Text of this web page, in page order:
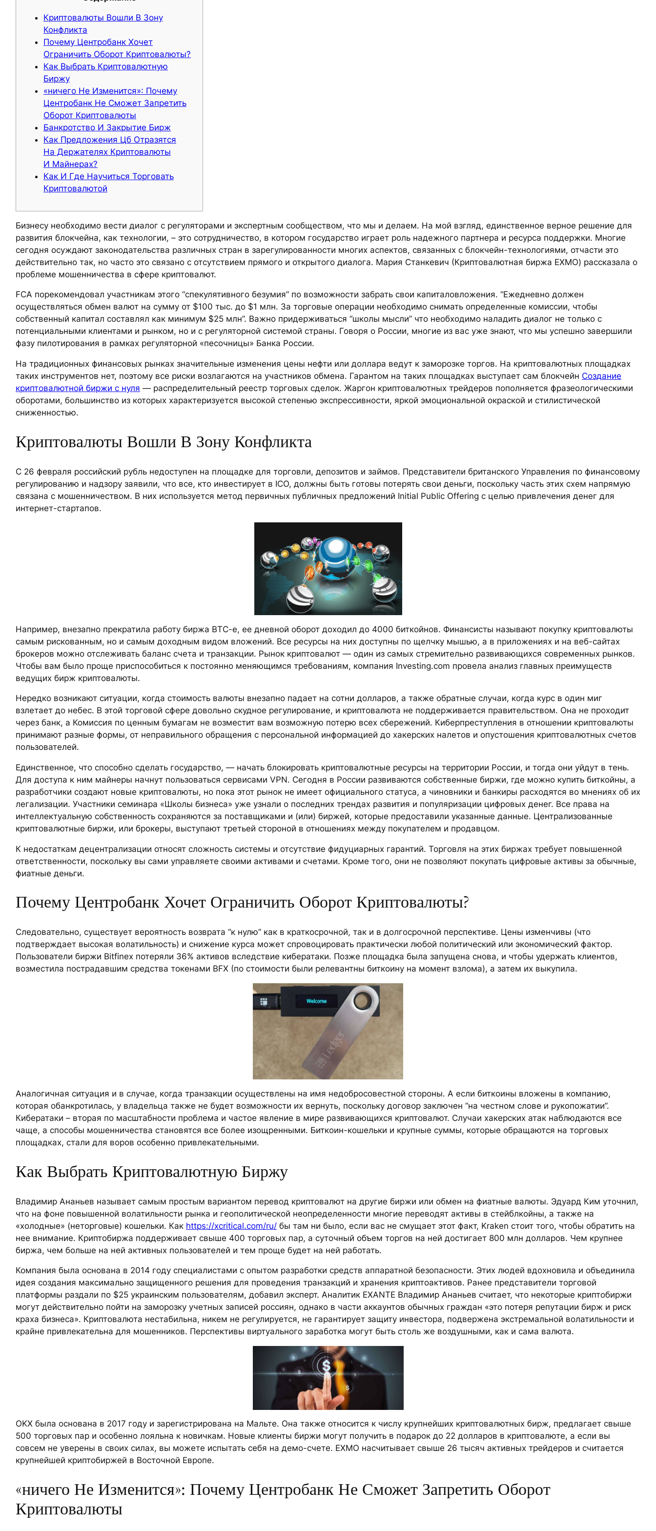
Криптовалюты Вошли В Зону
Конфликта
Почему Центробанк Хочет
Ограничить Оборот Криптовалюты?
Как Выбрать Криптовалютную
Биржу
«ничего Не Изменится»: Почему
Центробанк Не Сможет Запретить
Оборот Криптовалюты
Банкротство И Закрытие Бирж
Как Предложения Цб Отразятся
На Держателях Криптовалюты
И Майнерах?
Как И Где Научиться Торговать
Криптовалютой
Бизнесу необходимо вести диалог с регуляторами и экспертным сообществом, что мы и делаем. На мой взгляд, единственное верное решение для
развития блокчейна, как технологии, – это сотрудничество, в котором государство играет роль надежного партнера и ресурса поддержки. Многие
сегодня осуждают законодательства различных стран в зарегулированности многих аспектов, связанных с блокчейн-технологиями, отчасти это
действительно так, но часто это связано с отсутствием прямого и открытого диалога. Мария Станкевич (Криптовалютная биржа EXMO) рассказала о
проблеме мошенничества в сфере криптовалют.
FCA порекомендовал участникам этого “спекулятивного безумия” по возможности забрать свои капиталовложения. “Ежедневно должен
осуществляться обмен валют на сумму от $100 тыс. до $1 млн. За торговые операции необходимо снимать определенные комиссии, чтобы
собственный капитал составлял как минимум $25 млн”. Важно придерживаться “школы мысли” что необходимо наладить диалог не только с
потенциальными клиентами и рынком, но и с регуляторной системой страны. Говоря о России, многие из вас уже знают, что мы успешно завершили
фазу пилотирования в рамках регуляторной «песочницы» Банка России.
На традиционных финансовых рынках значительные изменения цены нефти или доллара ведут к заморозке торгов. На криптовалютных площадках
таких инструментов нет, поэтому все риски возлагаются на участников обмена. Гарантом на таких площадках выступает сам блокчейн Создание
криптовалютной биржи с нуля — распределительный реестр торговых сделок. Жаргон криптовалютных трейдеров пополняется фразеологическими
оборотами, большинство из которых характеризуется высокой степенью экспрессивности, яркой эмоциональной окраской и стилистической
сниженностью.
Криптовалюты Вошли В Зону Конфликта
С 26 февраля российский рубль недоступен на площадке для торговли, депозитов и займов. Представители британского Управления по финансовому
регулированию и надзору заявили, что все, кто инвестирует в ICO, должны быть готовы потерять свои деньги, поскольку часть этих схем напрямую
связана с мошенничеством. В них используется метод первичных публичных предложений Initial Public Offering с целью привлечения денег для
интернет-стартапов.
Например, внезапно прекратила работу биржа ВТС-е, ее дневной оборот доходил до 4000 биткойнов. Финансисты называют покупку криптовалюты
самым рискованным, но и самым доходным видом вложений. Все ресурсы на них доступны по щелчку мышью, а в приложениях и на веб-сайтах
брокеров можно отслеживать баланс счета и транзакции. Рынок криптовалют — один из самых стремительно развивающихся современных рынков.
Чтобы вам было проще приспособиться к постоянно меняющимся требованиям, компания Investing.com провела анализ главных преимуществ
ведущих бирж криптовалюты.
Нередко возникают ситуации, когда стоимость валюты внезапно падает на сотни долларов, а также обратные случаи, когда курс в один миг
взлетает до небес. В этой торговой сфере довольно скудное регулирование, и криптовалюта не поддерживается правительством. Она не проходит
через банк, а Комиссия по ценным бумагам не возместит вам возможную потерю всех сбережений. Киберпреступления в отношении криптовалюты
принимают разные формы, от неправильного обращения с персональной информацией до хакерских налетов и опустошения криптовалютных счетов
пользователей.
Единственное, что способно сделать государство, — начать блокировать криптовалютные ресурсы на территории России, и тогда они уйдут в тень.
Для доступа к ним майнеры начнут пользоваться сервисами VPN. Сегодня в России развиваются собственные биржи, где можно купить биткойны, а
разработчики создают новые криптовалюты, но пока этот рынок не имеет официального статуса, а чиновники и банкиры расходятся во мнениях об их
легализации. Участники семинара «Школы бизнеса» уже узнали о последних трендах развития и популяризации цифровых денег. Все права на
интеллектуальную собственность сохраняются за поставщиками и (или) биржей, которые предоставили указанные данные. Централизованные
криптовалютные биржи, или брокеры, выступают третьей стороной в отношениях между покупателем и продавцом.
К недостаткам децентрализации относят сложность системы и отсутствие фидуциарных гарантий. Торговля на этих биржах требует повышенной
ответственности, поскольку вы сами управляете своими активами и счетами. Кроме того, они не позволяют покупать цифровые активы за обычные,
фиатные деньги.
Почему Центробанк Хочет Ограничить Оборот Криптовалюты?
Следовательно, существует вероятность возврата “к нулю” как в краткосрочной, так и в долгосрочной перспективе. Цены изменчивы (что
подтверждает высокая волатильность) и снижение курса может спровоцировать практически любой политический или экономический фактор.
Пользователи биржи Bitfinex потеряли 36% активов вследствие кибератаки. Позже площадка была запущена снова, и чтобы удержать клиентов,
возместила пострадавшим средства токенами BFX (по стоимости были релевантны биткоину на момент взлома), а затем их выкупила.
Аналогичная ситуация и в случае, когда транзакции осуществлены на имя недобросовестной стороны. А если биткоины вложены в компанию,
которая обанкротилась, у владельца также не будет возможности их вернуть, поскольку договор заключен “на честном слове и рукопожатии”.
Кибератаки – вторая по масштабности проблема и частое явление в мире развивающихся криптовалют. Случаи хакерских атак наблюдаются все
чаще, а способы мошенничества становятся все более изощренными. Биткоин-кошельки и крупные суммы, которые обращаются на торговых
площадках, стали для воров особенно привлекательными.
Как Выбрать Криптовалютную Биржу
Владимир Ананьев называет самым простым вариантом перевод криптовалют на другие биржи или обмен на фиатные валюты. Эдуард Ким уточнил,
что на фоне повышенной волатильности рынка и геополитической неопределенности многие переводят активы в стейблкойны, а также на
«холодные» (неторговые) кошельки. Как https://xcritical.com/ru/ бы там ни было, если вас не смущает этот факт, Kraken стоит того, чтобы обратить на
нее внимание. Криптобиржа поддерживает свыше 400 торговых пар, а суточный объем торгов на ней достигает 800 млн долларов. Чем крупнее
биржа, чем больше на ней активных пользователей и тем проще будет на ней работать.
Компания была основана в 2014 году специалистами с опытом разработки средств аппаратной безопасности. Этих людей вдохновила и объединила
идея создания максимально защищенного решения для проведения транзакций и хранения криптоактивов. Ранее представители торговой
платформы раздали по $25 украинским пользователям, добавил эксперт. Аналитик EXANTE Владимир Ананьев считает, что некоторые криптобиржи
могут действительно пойти на заморозку учетных записей россиян, однако в части аккаунтов обычных граждан «это потеря репутации бирж и риск
краха бизнеса». Криптовалюта нестабильна, никем не регулируется, не гарантирует защиту инвестора, подвержена экстремальной волатильности и
крайне привлекательна для мошенников. Перспективы виртуального заработка могут быть столь же воздушными, как и сама валюта.
OKX была основана в 2017 году и зарегистрирована на Мальте. Она также относится к числу крупнейших криптовалютных бирж, предлагает свыше
500 торговых пар и особенно лояльна к новичкам. Новые клиенты биржи могут получить в подарок до 22 долларов в криптовалюте, а если вы
совсем не уверены в своих силах, вы можете испытать себя на демо-счете. EXMO насчитывает свыше 26 тысяч активных трейдеров и считается
крупнейшей криптобиржей в Восточной Европе.
«ничего Не Изменится»: Почему Центробанк Не Сможет Запретить Оборот
Криптовалюты